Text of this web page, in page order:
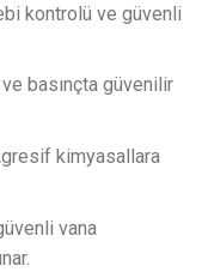
kontrolü ve güvenli
basınçta güvenilir
kimyasallara
vana